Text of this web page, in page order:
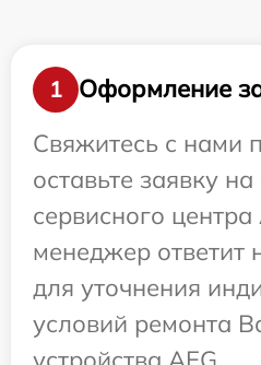
1
Оформление
Свяжитесь с нами
оставьте заявку на
сервисного
менеджер ответит
для уточнения
условий ремонта